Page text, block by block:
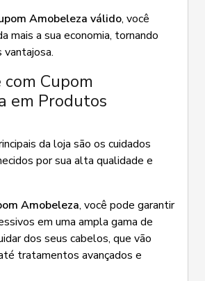
Amobeleza válido, você
mais a sua economia, tornando
vantajosa.
com Cupom
em Produtos
da loja são os cuidados
por sua alta qualidade e
Amobeleza, você pode garantir
em uma ampla gama de
dos seus cabelos, que vão
tratamentos avançados e